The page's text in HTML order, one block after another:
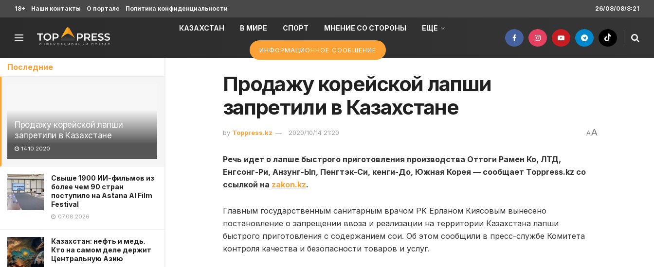
Последние
Продажу корейской лапши
запретили в Казахстане
14.10.2020
Свыше 1900 ИИ-фильмов из
более чем 90 стран
поступило на Astana AI Film
Festival
07.08.2026
Казахстан: нефть и медь.
Кто на самом деле держит
Центральную Азию
18+ Наши контакты О портале Политика конфиденциальности 26/08/08/8:21
КАЗАХСТАН В МИРЕ СПОРТ МНЕНИЕ СО СТОРОНЫ ЕЩЕ
ИНФОРМАЦИОННОЕ СООБЩЕНИЕ
Продажу корейской лапши
запретили в Казахстане
by Toppress.kz 2020/10/14 21:20 AA
Речь идет о лапше быстрого приготовления производства Оттоги Рамен Ко, ЛТД,
Енгсонг-Ри, Анзунг-Ып, Пенгтэк-Си, кенги-До, Южная Корея — сообщает Toppress.kz со
ссылкой на zakon.kz.
Главным государственным санитарным врачом РК Ерланом Киясовым вынесено
постановление о запрещении ввоза и реализации на территории Казахстана лапши
быстрого приготовления с содержанием сои. Об этом сообщили в пресс-службе Комитета
контроля качества и безопасности товаров и услуг.